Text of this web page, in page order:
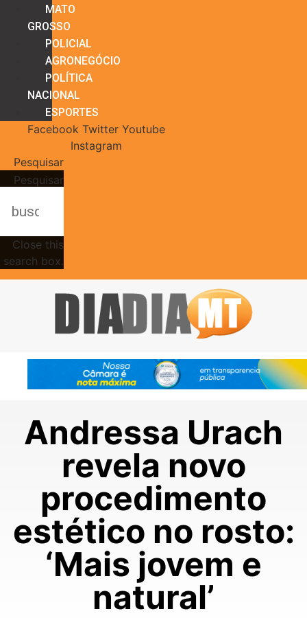
MATO
GROSSO
POLICIAL
AGRONEGÓCIO
POLÍTICA
NACIONAL
ESPORTES
Facebook Twitter Youtube
Instagram
Pesquisar
Pesquisar
Close this
search box.
Andressa Urach
revela novo
procedimento
estético no rosto:
‘Mais jovem e
natural’